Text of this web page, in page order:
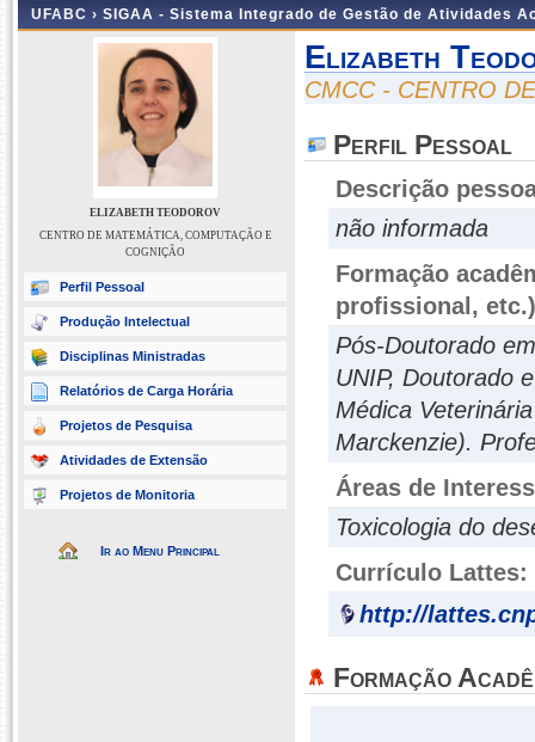
UFABC › SIGAA - Sistema Integrado de Gestão de Atividades
ELIZABETH TEODOROV
CENTRO DE MATEMÁTICA, COMPUTAÇÃO E
COGNIÇÃO
Perfil Pessoal
Produção Intelectual
Disciplinas Ministradas
Relatórios de Carga Horária
Projetos de Pesquisa
Atividades de Extensão
Projetos de Monitoria
Ir ao Menu Principal
Elizabeth
CMCC - CENTRO
Perfil Pessoal
Descrição
não informada
Formação
profissional, etc.)
Pós-Doutorado
UNIP, Doutorado
Médica
Marckenzie).
Áreas de
Toxicologia do
Currículo Lattes:
http://
Formação